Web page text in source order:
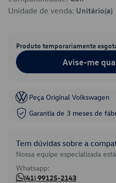
Unidade de venda: Unitário(a)
Produto temporariamente
Avise-me
Peça Original Volkswagen
Garantia de 3 meses de
Tem dúvidas sobre a
Nossa equipe especializada
Whatsapp:
(41) 99125-2143